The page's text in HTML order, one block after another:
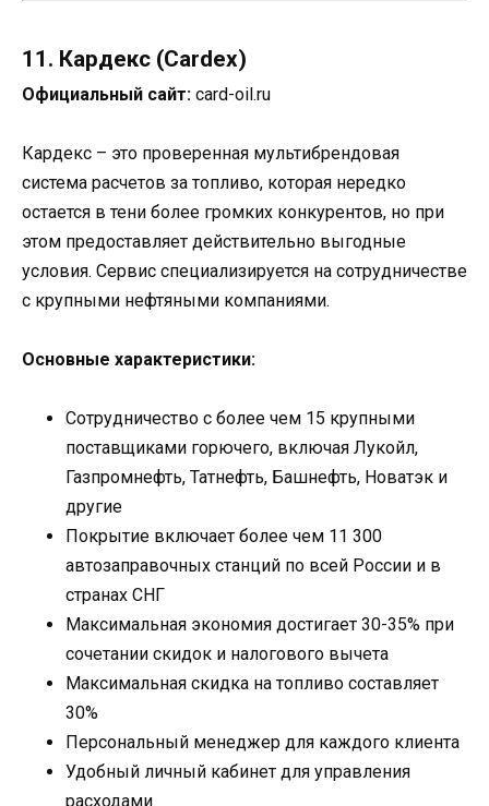
11. Кардекс (Cardex)
Официальный сайт: card-oil.ru
Кардекс – это проверенная мультибрендовая
система расчетов за топливо, которая нередко
остается в тени более громких конкурентов, но при
этом предоставляет действительно выгодные
условия. Сервис специализируется на сотрудничестве
с крупными нефтяными компаниями.
Основные характеристики:
Сотрудничество с более чем 15 крупными
поставщиками горючего, включая Лукойл,
Газпромнефть, Татнефть, Башнефть, Новатэк и
другие
Покрытие включает более чем 11 300
автозаправочных станций по всей России и в
странах СНГ
Максимальная экономия достигает 30-35% при
сочетании скидок и налогового вычета
Максимальная скидка на топливо составляет
30%
Персональный менеджер для каждого клиента
Удобный личный кабинет для управления
расходами